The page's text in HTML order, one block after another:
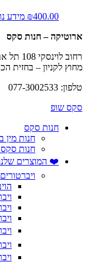
₪400.00
מידע
ארוטיקה – חנות סקס
רחוב לוינסקי 108 תל אביב,
מחוץ לקניון – בחזית
טלפון: 077-3002533
סקס שופ
חנות סקס
חנות מין
חנות
❤️ המוצרים
ויברטורים